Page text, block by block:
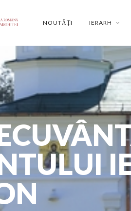
NOUTĂȚI IERARH